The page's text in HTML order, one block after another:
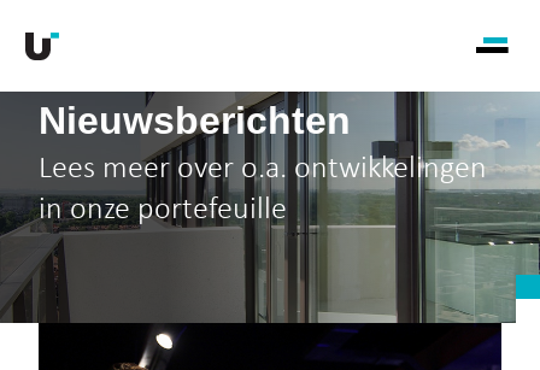
Nieuwsberichten
Lees meer over o.a. ontwikkelingen
in onze portefeuille